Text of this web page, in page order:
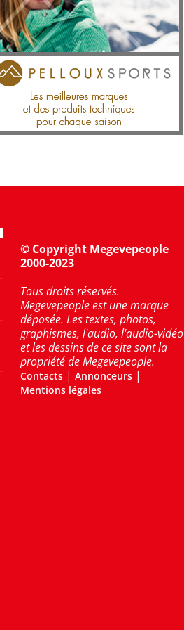
© Copyright Megevepeople
2000-2023
Tous droits réservés.
Megevepeople est une marque
déposée. Les textes, photos,
graphismes, l'audio, l'audio-vidéo
et les dessins de ce site sont la
propriété de Megevepeople.
Contacts |Annonceurs |
Mentions légales